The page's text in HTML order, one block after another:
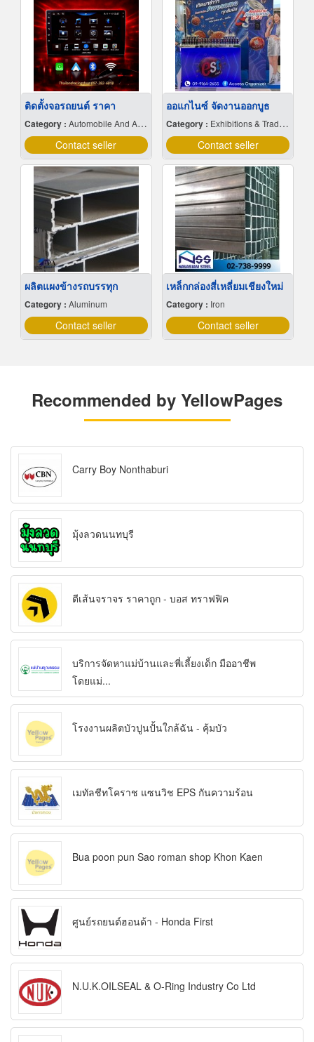
ติดตั้งจอรถยนต์ ราคา
Category : Automobile And Auto Accessories.
Contact seller
ออแกไนซ์ จัดงานออกบูธ
Category : Exhibitions & Trade Fairs-Organisers
Contact seller
ผลิตแผงข้างรถบรรทุก
Category : Aluminum
Contact seller
เหล็กกล่องสี่เหลี่ยมเชียงใหม่
Category : Iron
Contact seller
Recommended by YellowPages
Carry Boy Nonthaburi
มุ้งลวดนนทบุรี
ตีเส้นจราจร ราคาถูก - บอส ทราฟฟิค
บริการจัดหาแม่บ้านและพี่เลี้ยงเด็ก มืออาชีพ
โดยแม่...
โรงงานผลิตบัวปูนปั้นใกล้ฉัน - คุ้มบัว
เมทัลชีทโคราช แซนวิช EPS กันความร้อน
Bua poon pun Sao roman shop Khon Kaen
ศูนย์รถยนต์ฮอนด้า - Honda First
N.U.K.OILSEAL & O-Ring Industry Co Ltd